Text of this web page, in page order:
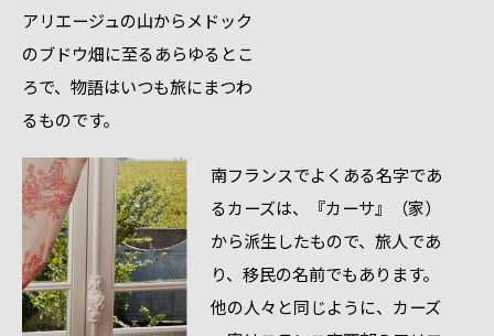
アリエージュの山からメドック
のブドウ畑に至るあらゆるとこ
ろで、物語はいつも旅にまつわ
るものです。
南フランスでよくある名字であ
るカーズは、『カーサ』（家）
から派生したもので、旅人であ
り、移民の名前でもあります。
他の人々と同じように、カーズ